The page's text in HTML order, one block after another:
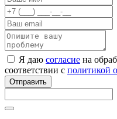
Я даю согласие на
соответствии с политикой
Отправить